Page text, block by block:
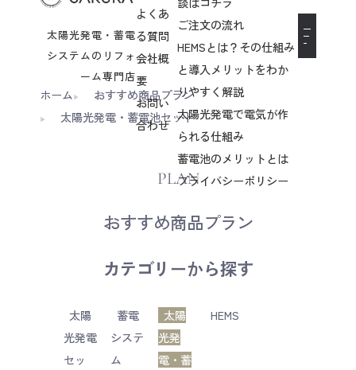
太陽光発電・蓄電
システムのリフォ
ーム専門店
よくあ
る質問
会社概
要
お問い
合わせ
ご注文の流れ
HEMSとは？その仕組み
と導入メリットをわか
りやすく解説
太陽光発電で電気が作
られる仕組み
蓄電池のメリットとは
プライバシーポリシー
ホーム
おすすめ商品プラン
太陽光発電・蓄電池セット
PLAN
おすすめ商品プラン
カテゴリーから探す
太陽
光発電
セッ
蓄電
システ
ム
太陽
光発
電・蓄
HEMS